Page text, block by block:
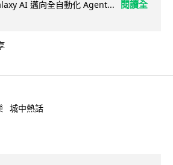
AI 邁向全自動化 Agent...
閱讀全
城中熱話